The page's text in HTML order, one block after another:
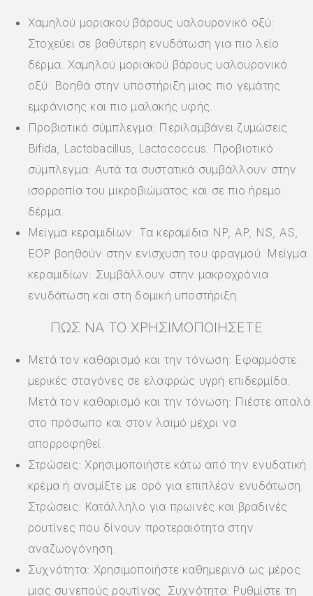
Χαμηλού μοριακού βάρους υαλουρονικό οξύ:
Στοχεύει σε βαθύτερη ενυδάτωση για πιο λείο
δέρμα. Χαμηλού μοριακού βάρους υαλουρονικό
οξύ: Βοηθά στην υποστήριξη μιας πιο γεμάτης
εμφάνισης και πιο μαλακής υφής.
Προβιοτικό σύμπλεγμα: Περιλαμβάνει ζυμώσεις
Bifida, Lactobacillus, Lactococcus. Προβιοτικό
σύμπλεγμα: Αυτά τα συστατικά συμβάλλουν στην
ισορροπία του μικροβιώματος και σε πιο ήρεμο
δέρμα.
Μείγμα κεραμιδίων: Τα κεραμίδια NP, AP, NS, AS,
EOP βοηθούν στην ενίσχυση του φραγμού. Μείγμα
κεραμιδίων: Συμβάλλουν στην μακροχρόνια
ενυδάτωση και στη δομική υποστήριξη.
ΠΏΣ ΝΑ ΤΟ ΧΡΗΣΙΜΟΠΟΙΉΣΕΤΕ
Μετά τον καθαρισμό και την τόνωση: Εφαρμόστε
μερικές σταγόνες σε ελαφρώς υγρή επιδερμίδα.
Μετά τον καθαρισμό και την τόνωση: Πιέστε απαλά
στο πρόσωπο και στον λαιμό μέχρι να
απορροφηθεί.
Στρώσεις: Χρησιμοποιήστε κάτω από την ενυδατική
κρέμα ή αναμίξτε με ορό για επιπλέον ενυδάτωση.
Στρώσεις: Κατάλληλο για πρωινές και βραδινές
ρουτίνες που δίνουν προτεραιότητα στην
αναζωογόνηση.
Συχνότητα: Χρησιμοποιήστε καθημερινά ως μέρος
μιας συνεπούς ρουτίνας. Συχνότητα: Ρυθμίστε τη